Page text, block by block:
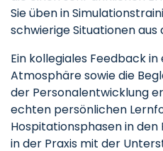
Sie üben in
schwierige Situationen aus
Ein kollegiales Feedback
Atmosphäre sowie die
der Personalentwicklung
echten persönlichen
Hospitationsphasen in
in der Praxis mit der